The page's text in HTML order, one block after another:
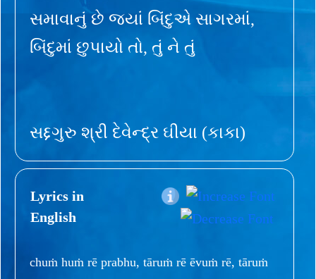
સમાવાનું છે જ્યાં બિંદુએ સાગરમાં,
બિંદુમાં છુપાયો તો, તું ને તું
સદ્દગુરુ શ્રી દેવેન્દ્ર ઘીયા (કાકા)
Lyrics in
English
chuṁ huṁ rē prabhu, tāruṁ rē ēvuṁ rē, tāruṁ